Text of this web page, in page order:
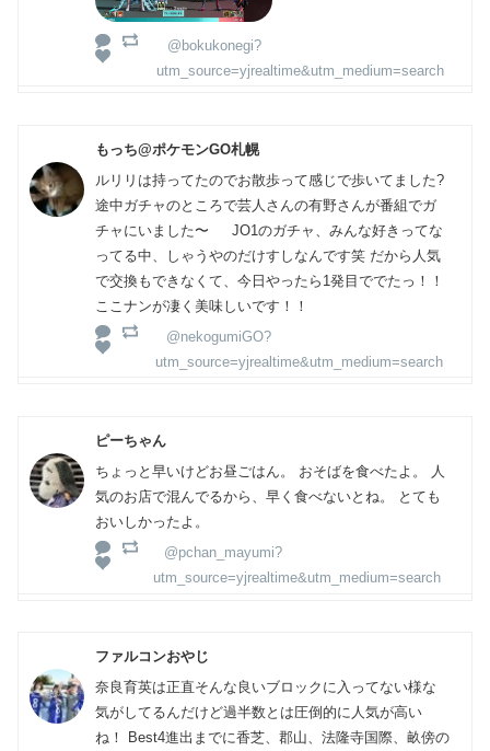
@bokukonegi?
utm_source=yjrealtime&utm_medium=search
もっち@ポケモンGO札幌
ルリリは持ってたのでお散歩って感じで歩いてました?
途中ガチャのところで芸人さんの有野さんが番組でガ
チャにいました〜 JO1のガチャ、みんな好きってな
ってる中、しゃうやのだけすしなんです笑 だから人気
で交換もできなくて、今日やったら1発目ででたっ！！
ここナンが凄く美味しいです！！
@nekogumiGO?
utm_source=yjrealtime&utm_medium=search
ピーちゃん
ちょっと早いけどお昼ごはん。 おそばを食べたよ。 人
気のお店で混んでるから、早く食べないとね。 とても
おいしかったよ。
@pchan_mayumi?
utm_source=yjrealtime&utm_medium=search
ファルコンおやじ
奈良育英は正直そんな良いブロックに入ってない様な
気がしてるんだけど過半数とは圧倒的に人気が高い
ね！ Best4進出までに香芝、郡山、法隆寺国際、畝傍の